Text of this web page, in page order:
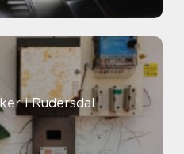
i Rudersdal